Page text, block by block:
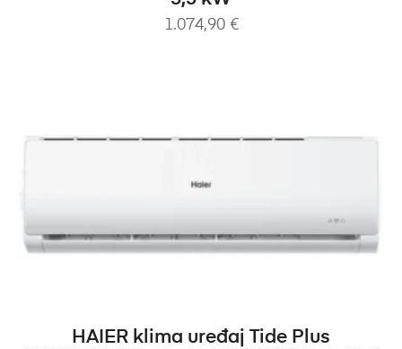
1.074,90 €
DODAJ U KOŠARICU
HAIER klima uređaj Tide Plus